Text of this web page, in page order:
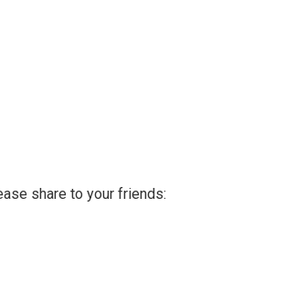
share to your friends: